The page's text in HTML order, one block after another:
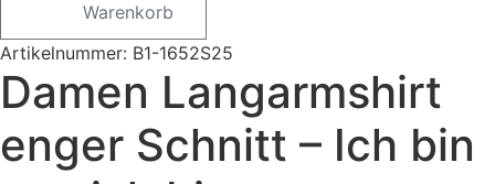
Warenkorb
Artikelnummer: B1-1652S25
Damen Langarmshirt
enger Schnitt – Ich bin